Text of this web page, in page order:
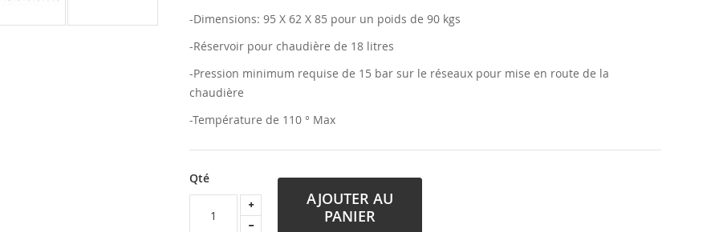
-Dimensions: 95 X 62 X 85 pour un poids de 90 kgs
-Réservoir pour chaudière de 18 litres
-Pression minimum requise de 15 bar sur le réseaux pour mise en route de la
chaudière
-Température de 110 ° Max
Qté
AJOUTER AU
PANIER